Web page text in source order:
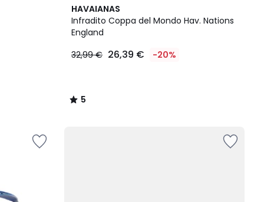
HAVAIANAS
Infradito Coppa del Mondo Hav. Nations
England
32,99 € 26,39 € -20%
5
/
5
5
/